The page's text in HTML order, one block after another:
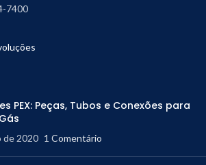
7400
PEX: Peças, Tubos e Conexões para
de 2020 1 Comentário